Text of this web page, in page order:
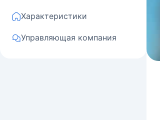
Характеристики
Управляющая компания